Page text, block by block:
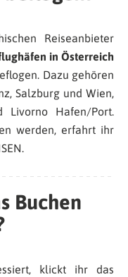
Reiseanbieter
in Österreich
Dazu gehören
Salzburg und Wien,
Livorno Hafen/Port.
werden, erfahrt ihr
Buchen
klickt ihr das